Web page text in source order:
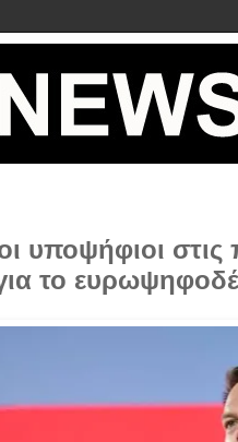
υποψήφιοι στις
το